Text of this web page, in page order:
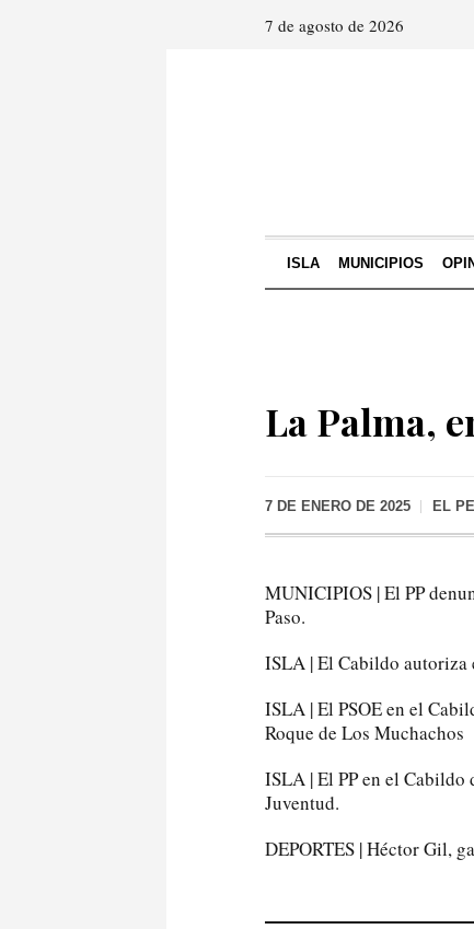
7 de agosto de 2026
ISLA MUNICIPIOS
La Palma,
7 DE ENERO DE 2025 EL
MUNICIPIOS | El PP
Paso.
ISLA | El Cabildo autoriza
ISLA | El PSOE en el
Roque de Los Muchachos
ISLA | El PP en el Cabildo
Juventud.
DEPORTES | Héctor Gil,